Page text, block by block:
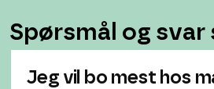
Spørsmål og svar
Jeg vil bo mest hos